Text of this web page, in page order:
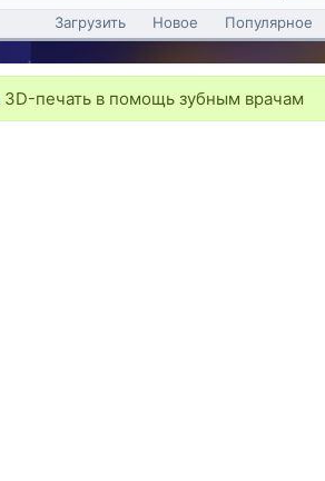
Загрузить Новое Популярное
3D-печать в помощь зубным врачам